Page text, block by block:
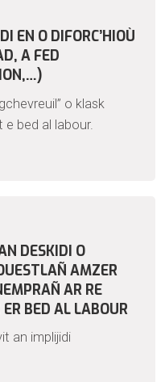
EN O DIFORC’HIOÙ
A FED
o klask
bed al labour.
DESKIDI O
AMZER
AR RE
BED AL LABOUR
an implijidi